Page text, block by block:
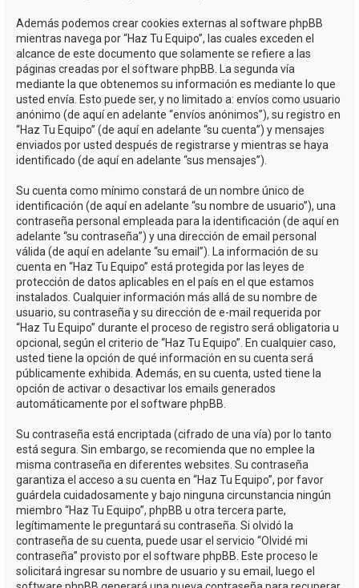
Además podemos crear cookies externas al software phpBB
mientras navega por “Haz Tu Equipo”, las cuales exceden el
alcance de este documento que solamente se refiere a las
páginas creadas por el software phpBB. La segunda vía
mediante la que obtenemos su información es mediante lo que
usted envía. Esto puede ser, y no limitado a: envíos como usuario
anónimo (de aquí en adelante “envíos anónimos”), su registro en
“Haz Tu Equipo” (de aquí en adelante “su cuenta”) y mensajes
enviados por usted después de registrarse y mientras se haya
identificado (de aquí en adelante “sus mensajes”).
Su cuenta como mínimo constará de un nombre único de
identificación (de aquí en adelante “su nombre de usuario”), una
contraseña personal empleada para la identificación (de aquí en
adelante “su contraseña”) y una dirección de email personal
válida (de aquí en adelante “su email”). La información de su
cuenta en “Haz Tu Equipo” está protegida por las leyes de
protección de datos aplicables en el país en el que estamos
instalados. Cualquier información más allá de su nombre de
usuario, su contraseña y su dirección de e-mail requerida por
“Haz Tu Equipo” durante el proceso de registro será obligatoria u
opcional, según el criterio de “Haz Tu Equipo”. En cualquier caso,
usted tiene la opción de qué información en su cuenta será
públicamente exhibida. Además, en su cuenta, usted tiene la
opción de activar o desactivar los emails generados
automáticamente por el software phpBB.
Su contraseña está encriptada (cifrado de una vía) por lo tanto
está segura. Sin embargo, se recomienda que no emplee la
misma contraseña en diferentes websites. Su contraseña
garantiza el acceso a su cuenta en “Haz Tu Equipo”, por favor
guárdela cuidadosamente y bajo ninguna circunstancia ningún
miembro “Haz Tu Equipo”, phpBB u otra tercera parte,
legítimamente le preguntará su contraseña. Si olvidó la
contraseña de su cuenta, puede usar el servicio “Olvidé mi
contraseña” provisto por el software phpBB. Este proceso le
solicitará ingresar su nombre de usuario y su email, luego el